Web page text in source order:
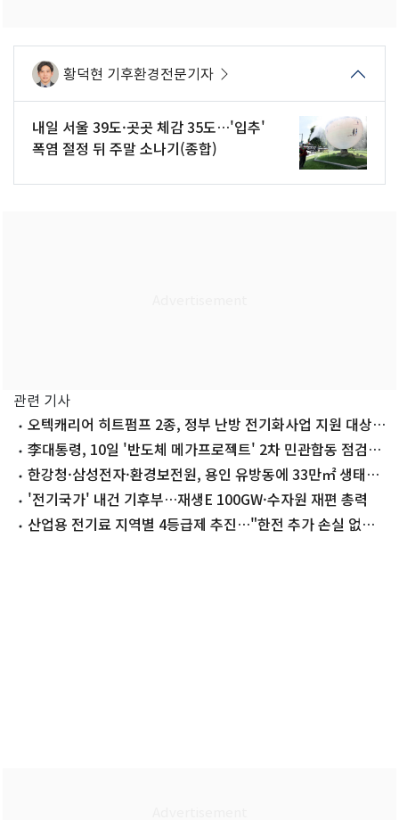
황덕현 기후환경전문기자
내일 서울 39도·곳곳 체감 35도…'입추'
폭염 절정 뒤 주말 소나기(종합)
관련 기사
오텍캐리어 히트펌프 2종, 정부 난방 전기화사업 지원 대상
선정李대통령, 10일 '반도체 메가프로젝트' 2차 민관합동 점검회
의 주재
한강청·삼성전자·환경보전원, 용인 유방동에 33만㎡ 생태복
원 추진
'전기국가' 내건 기후부…재생E 100GW·수자원 재편 총력
산업용 전기료 지역별 4등급제 추진…"한전 추가 손실 없을